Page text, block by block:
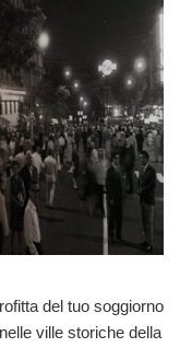
del tuo soggiorno
nelle ville storiche della